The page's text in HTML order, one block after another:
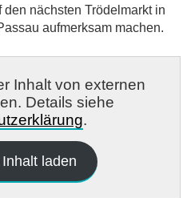
nächsten Trödelmarkt in
aufmerksam machen.
Inhalt von externen
Details siehe
.
laden